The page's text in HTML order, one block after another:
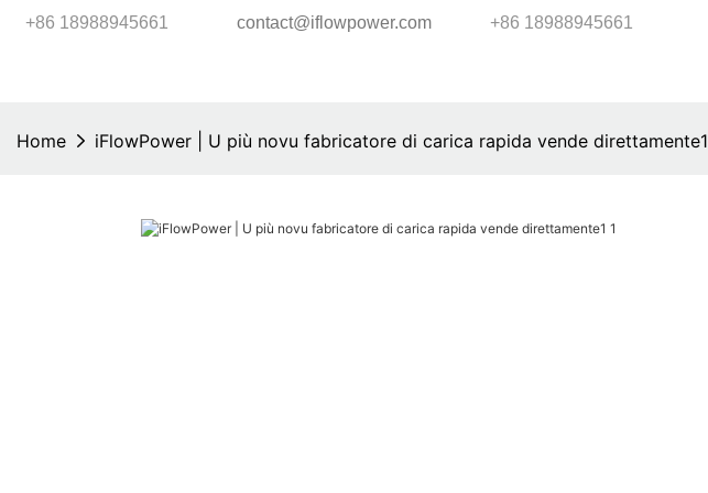
+86 18988945661 contact@iflowpower.com +86 18988945661
Home iFlowPower | U più novu fabricatore di carica rapida vende direttamente1